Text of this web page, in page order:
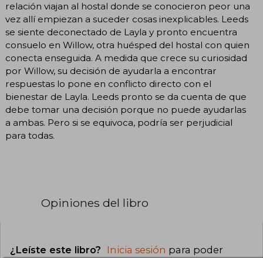
relación viajan al hostal donde se conocieron peor una
vez allí empiezan a suceder cosas inexplicables. Leeds
se siente deconectado de Layla y pronto encuentra
consuelo en Willow, otra huésped del hostal con quien
conecta enseguida. A medida que crece su curiosidad
por Willow, su decisión de ayudarla a encontrar
respuestas lo pone en conflicto directo con el
bienestar de Layla. Leeds pronto se da cuenta de que
debe tomar una decisión porque no puede ayudarlas
a ambas. Pero si se equivoca, podría ser perjudicial
para todas.
Opiniones del libro
¿Leíste este libro? Inicia sesión para poder